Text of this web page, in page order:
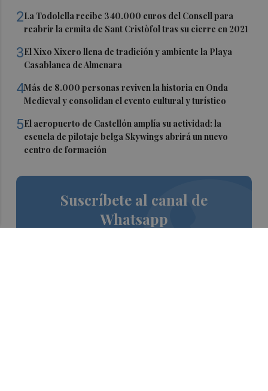
2La Todolella recibe 340.000 euros del Consell para
reabrir la ermita de Sant Cristòfol tras su cierre en 2021
3El Xixo Xixero llena de tradición y ambiente la Playa
Casablanca de Almenara
4Más de 8.000 personas reviven la historia en Onda
Medieval y consolidan el evento cultural y turístico
5El aeropuerto de Castellón amplía su actividad: la
escuela de pilotaje belga Skywings abrirá un nuevo
centro de formación
Suscríbete al canal de
Whatsapp